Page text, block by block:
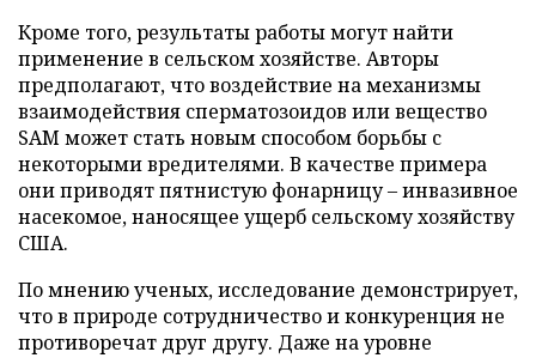
Кроме того, результаты работы могут найти
применение в сельском хозяйстве. Авторы
предполагают, что воздействие на механизмы
взаимодействия сперматозоидов или вещество
SAM может стать новым способом борьбы с
некоторыми вредителями. В качестве примера
они приводят пятнистую фонарницу – инвазивное
насекомое, наносящее ущерб сельскому хозяйству
США.
По мнению ученых, исследование демонстрирует,
что в природе сотрудничество и конкуренция не
противоречат друг другу. Даже на уровне